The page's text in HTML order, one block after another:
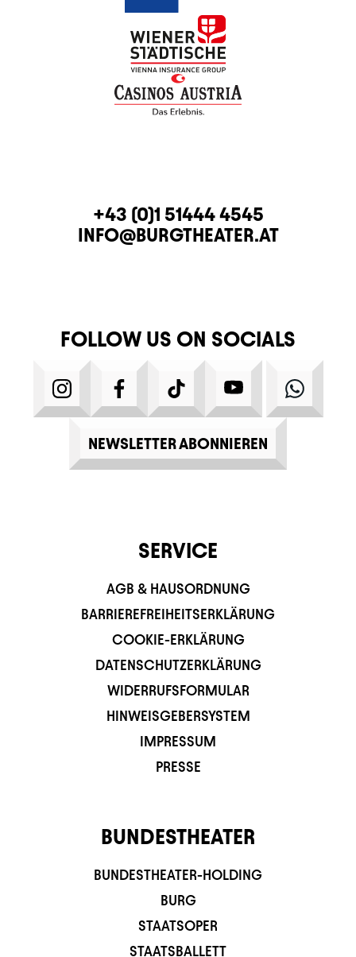
CONTACTTELEPHONE
+43 (0)1 51444 4545
E-MAIL
INFO@BURGTHEATER.AT
FOLLOW US ON SOCIALS
INSTAGRAMFACEBOOKTIKTOK YOUTUBE
NEWSLETTER ABONNIEREN
SERVICE
AGB & HAUSORDNUNG
BARRIEREFREIHEITSERKLÄRUNG
COOKIE-ERKLÄRUNG
DATENSCHUTZERKLÄRUNG
WIDERRUFSFORMULAR
HINWEISGEBERSYSTEM
IMPRESSUM
PRESSE
BUNDESTHEATER
BUNDESTHEATER-HOLDING
BURG
STAATSOPER
STAATSBALLETT